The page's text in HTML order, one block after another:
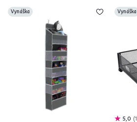
Vynáška Vynáška
5,0 1